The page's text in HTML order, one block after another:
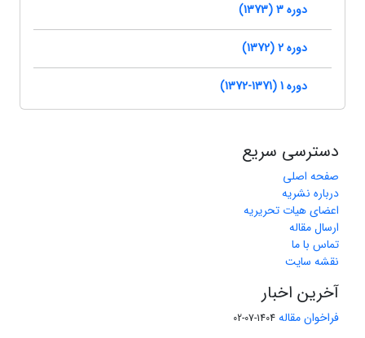
دوره 3 (1373)
دوره 2 (1372)
دوره 1 (1371-1372)
دسترسی سریع
صفحه اصلی
درباره نشریه
اعضای هیات تحریریه
ارسال مقاله
تماس با ما
نقشه سایت
آخرین اخبار
فراخوان مقاله 1404-07-02